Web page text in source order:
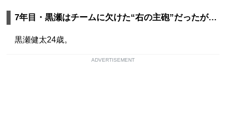
7年目・黒瀬はチームに欠けた“右の主砲”だったが…
黒瀬健太24歳。
ADVERTISEMENT